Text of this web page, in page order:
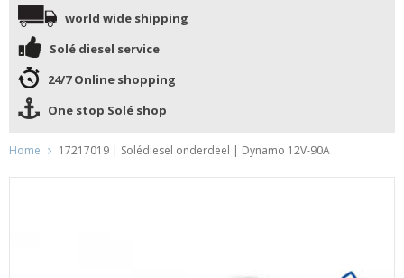
world wide shipping
Solé diesel service
24/7 Online shopping
One stop Solé shop
Home 17217019 | Solédiesel onderdeel | Dynamo 12V-90A